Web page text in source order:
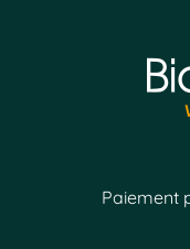
Paiement